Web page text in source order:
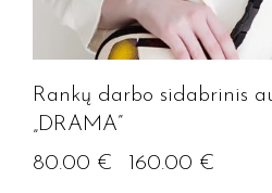
Rankų darbo sidabrinis
„DRAMA”
80.00 € 160.00 €